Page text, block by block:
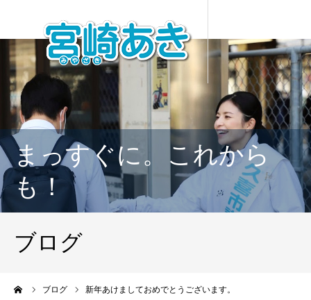
まっすぐに。これから
も！
ブログ
ブログ 新年あけましておめでとうございます。